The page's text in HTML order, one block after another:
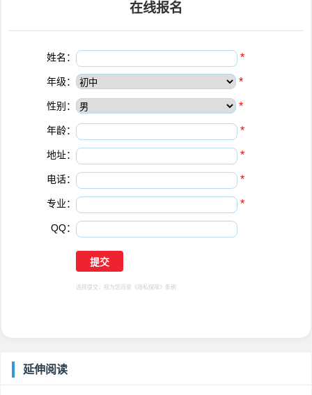
在线报名
姓名： *
年级： *
性别： *
年龄： *
地址： *
电话： *
专业： *
QQ：
选择提交，视为您同意 《隐私保障》 条例
延伸阅读